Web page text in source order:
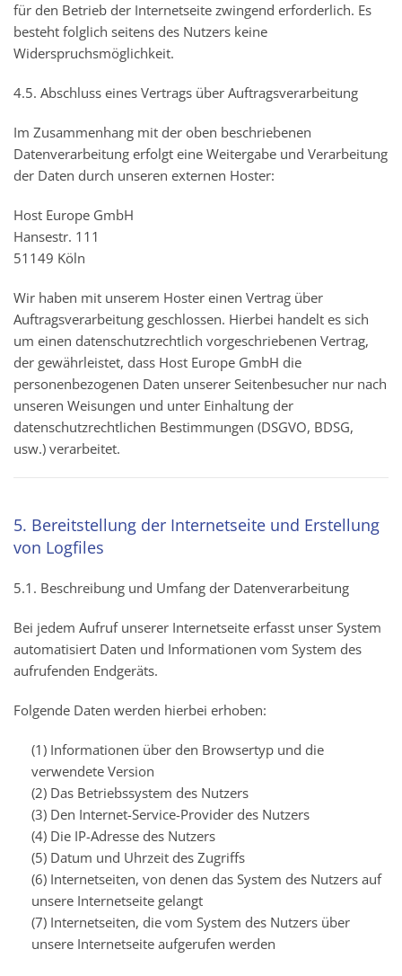
für den Betrieb der Internetseite zwingend erforderlich. Es
besteht folglich seitens des Nutzers keine
Widerspruchsmöglichkeit.
4.5. Abschluss eines Vertrags über Auftragsverarbeitung
Im Zusammenhang mit der oben beschriebenen
Datenverarbeitung erfolgt eine Weitergabe und Verarbeitung
der Daten durch unseren externen Hoster:
Host Europe GmbH
Hansestr. 111
51149 Köln
Wir haben mit unserem Hoster einen Vertrag über
Auftragsverarbeitung geschlossen. Hierbei handelt es sich
um einen datenschutzrechtlich vorgeschriebenen Vertrag,
der gewährleistet, dass Host Europe GmbH die
personenbezogenen Daten unserer Seitenbesucher nur nach
unseren Weisungen und unter Einhaltung der
datenschutzrechtlichen Bestimmungen (DSGVO, BDSG,
usw.) verarbeitet.
5. Bereitstellung der Internetseite und Erstellung
von Logfiles
5.1. Beschreibung und Umfang der Datenverarbeitung
Bei jedem Aufruf unserer Internetseite erfasst unser System
automatisiert Daten und Informationen vom System des
aufrufenden Endgeräts.
Folgende Daten werden hierbei erhoben:
(1) Informationen über den Browsertyp und die
verwendete Version
(2) Das Betriebssystem des Nutzers
(3) Den Internet-Service-Provider des Nutzers
(4) Die IP-Adresse des Nutzers
(5) Datum und Uhrzeit des Zugriffs
(6) Internetseiten, von denen das System des Nutzers auf
unsere Internetseite gelangt
(7) Internetseiten, die vom System des Nutzers über
unsere Internetseite aufgerufen werden